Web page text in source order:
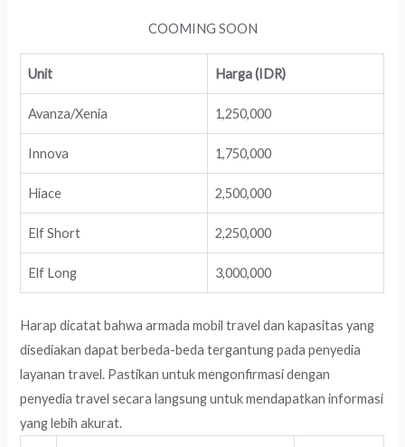
COOMING SOON
Unit Harga (IDR)
Avanza/Xenia 1,250,000
Innova 1,750,000
Hiace 2,500,000
Elf Short 2,250,000
Elf Long 3,000,000
Harap dicatat bahwa armada mobil travel dan kapasitas yang
disediakan dapat berbeda-beda tergantung pada penyedia
layanan travel. Pastikan untuk mengonfirmasi dengan
penyedia travel secara langsung untuk mendapatkan informasi
yang lebih akurat.